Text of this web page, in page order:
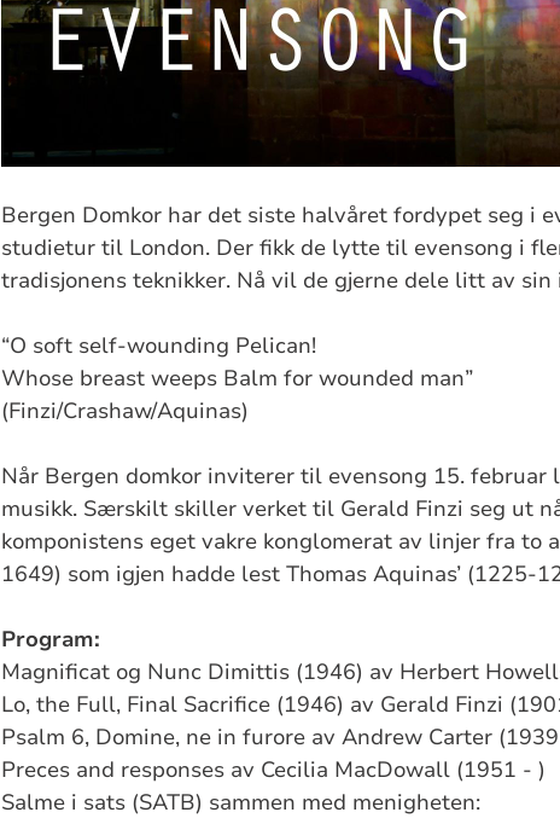
Bergen Domkor har det siste halvåret fordypet seg i
studietur til London. Der fikk de lytte til evensong i
tradisjonens teknikker. Nå vil de gjerne dele litt av sin
“O soft self-wounding Pelican!
Whose breast weeps Balm for wounded man”
(Finzi/Crashaw/Aquinas)
Når Bergen domkor inviterer til evensong 15.
musikk. Særskilt skiller verket til Gerald Finzi seg ut
komponistens eget vakre konglomerat av linjer fra to
1649) som igjen hadde lest Thomas Aquinas’ (1225-
Program:
Magnificat og Nunc Dimittis (1946) av Herbert
Lo, the Full, Final Sacrifice (1946) av Gerald Finzi
Psalm 6, Domine, ne in furore av Andrew Carter
Preces and responses av Cecilia MacDowall (1951 - )
Salme i sats (SATB) sammen med menigheten: